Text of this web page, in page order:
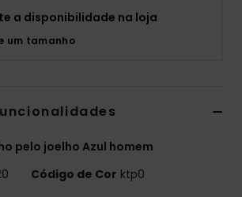
a disponibilidade na loja
um tamanho
pelo joelho Azul homem
Código de Cor ktp0